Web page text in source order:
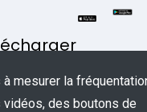
mesurer la
vidéos, des boutons de